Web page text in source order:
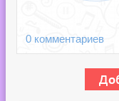
0 комментариев